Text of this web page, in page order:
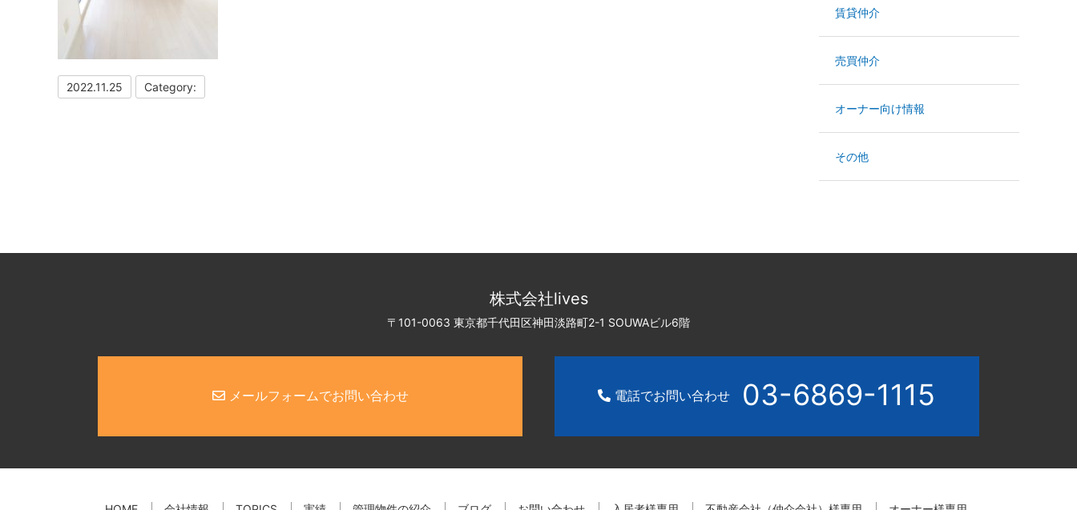
2022.11.25 Category:
賃貸仲介
売買仲介
オーナー向け情報
その他
株式会社lives
〒101-0063 東京都千代田区神田淡路町2-1 SOUWAビル6階
メールフォームでお問い合わせ 電話でお問い合わせ 03-6869-1115